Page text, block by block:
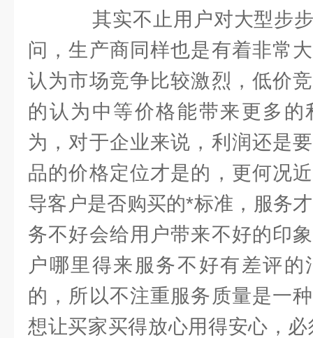
其实不止用户对大型步
问，生产商同样也是有着非常
认为市场竞争比较激烈，低价
的认为中等价格能带来更多
为，对于企业来说，利润还是
品的价格定位才是的，更何况
导客户是否购买的*标准，服务
务不好会给用户带来不好的印
户哪里得来服务不好有差评
的，所以不注重服务质量是一
想让买家买得放心用得安心，